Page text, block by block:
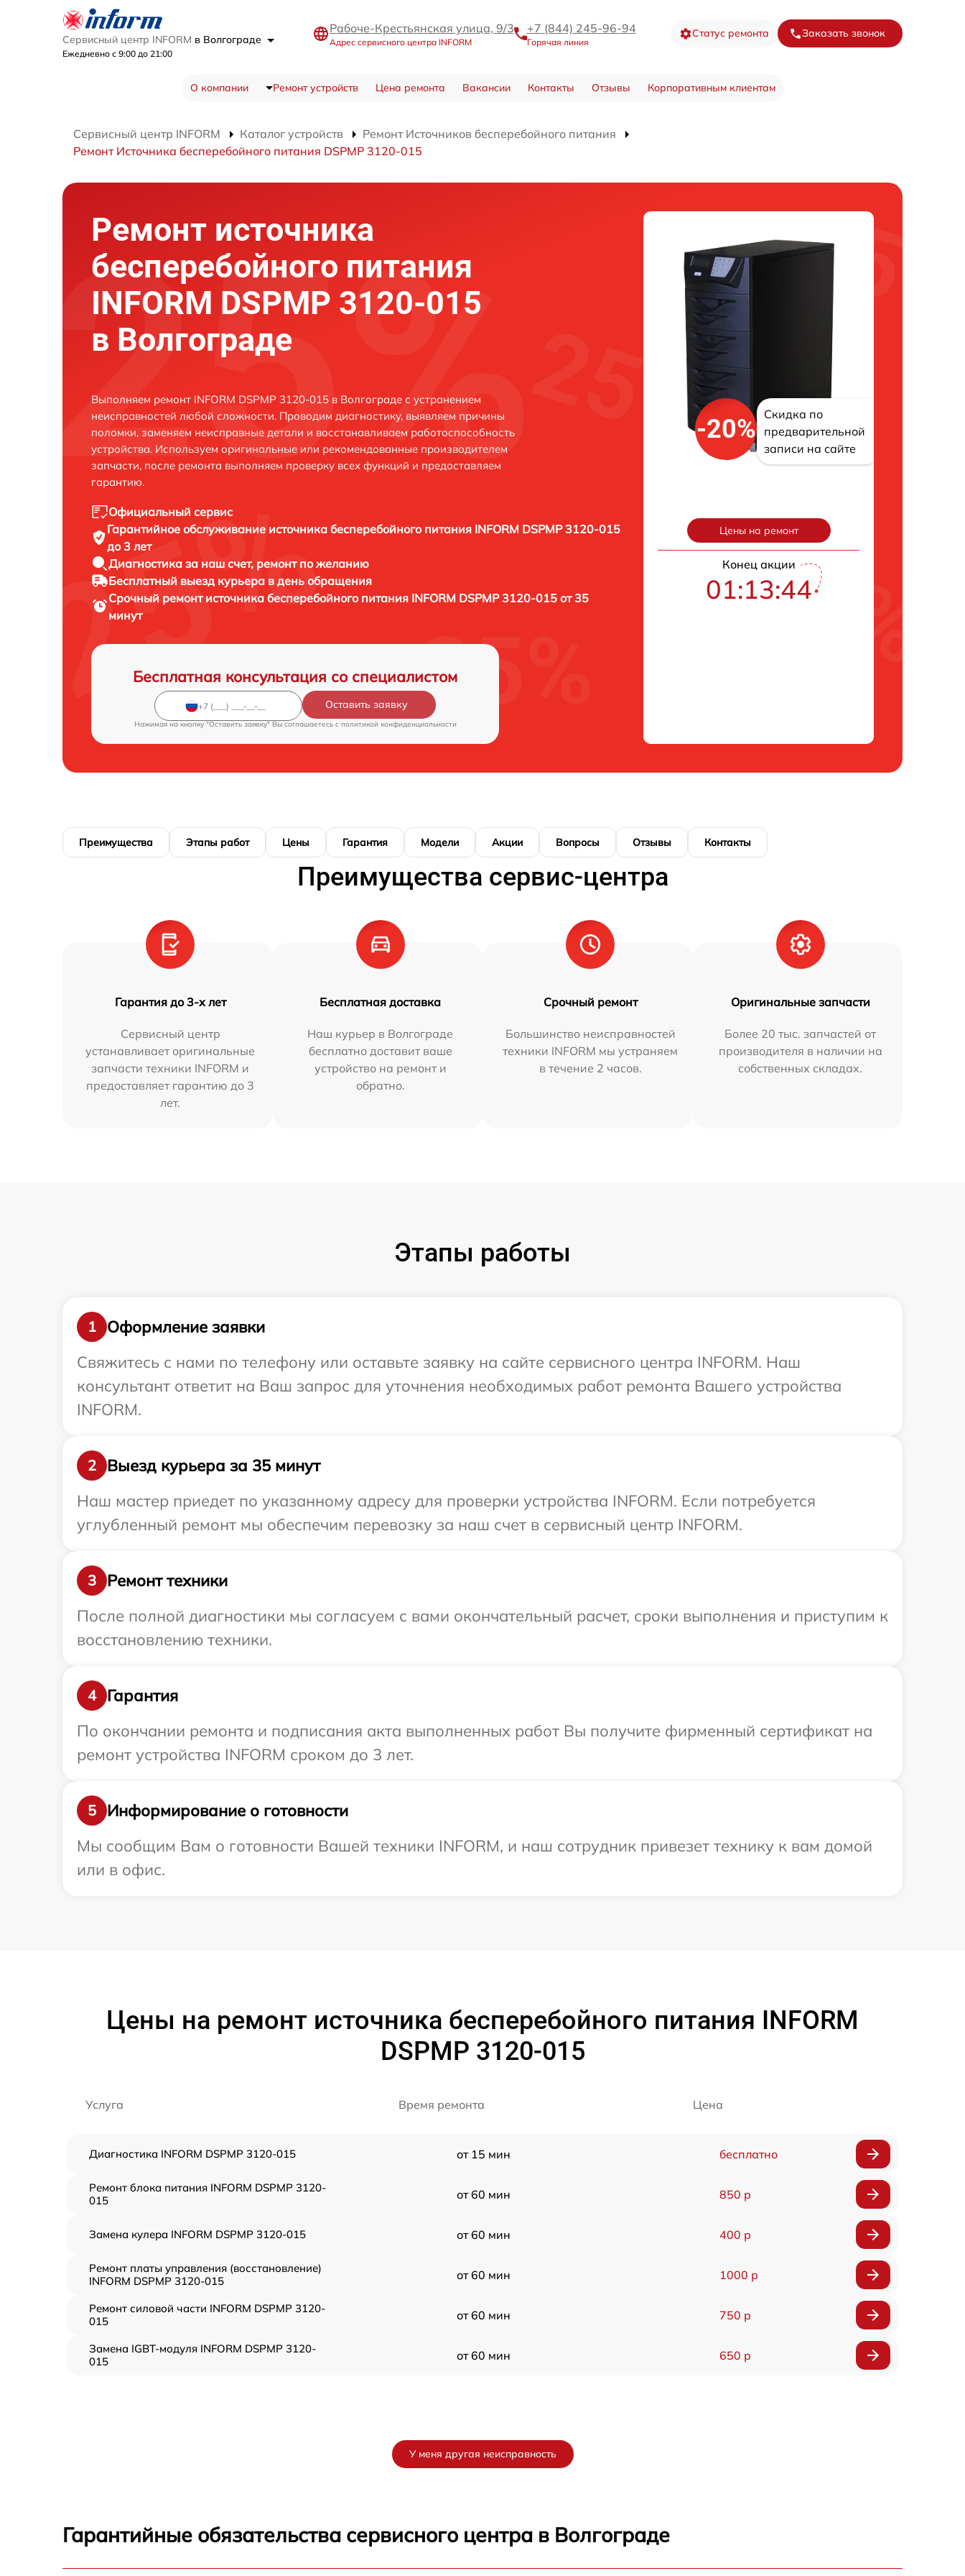
Сервисный центр INFORM в Волгограде
Ежедневно с 9:00 до 21:00
Рабоче-Крестьянская улица, 9/3
Адрес сервисного центра INFORM
+7 (844) 245-96-94
Горячая линия
Статус ремонта Заказать звонок
О компании Ремонт устройств Цена ремонта Вакансии Контакты Отзывы Корпоративным клиентам
Сервисный центр INFORM Каталог устройств
Ремонт Источников бесперебойного питания
Ремонт Источника бесперебойного питания DSPMP 3120-015
Ремонт источника
бесперебойного питания
INFORM DSPMP 3120-015
в Волгограде
Выполняем ремонт INFORM DSPMP 3120-015 в Волгограде с устранением
неисправностей любой сложности. Проводим диагностику, выявляем причины
поломки, заменяем неисправные детали и восстанавливаем работоспособность
устройства. Используем оригинальные или рекомендованные производителем
запчасти, после ремонта выполняем проверку всех функций и предоставляем
гарантию.
Официальный сервис
Гарантийное обслуживание источника бесперебойного питания INFORM DSPMP 3120-015
до 3 лет
Диагностика за наш счет, ремонт по желанию
Бесплатный выезд курьера в день обращения
Срочный ремонт источника бесперебойного питания INFORM DSPMP 3120-015 от 35
минут
Бесплатная консультация со специалистом
Оставить заявку
Нажимая на кнопку "Оставить заявку" Вы соглашаетесь c политикой конфиденциальности
-20%
Скидка по
предварительной
записи на сайте
Цены на ремонт
Конец акции
01:13:43
Преимущества Этапы работ Цены Гарантия Модели Акции Вопросы Отзывы Контакты
Преимущества сервис-центра
Гарантия до 3-х лет
Сервисный центр
устанавливает оригинальные
запчасти техники INFORM и
предоставляет гарантию до 3
лет.
Бесплатная доставка
Наш курьер в Волгограде
бесплатно доставит ваше
устройство на ремонт и
обратно.
Срочный ремонт
Большинство неисправностей
техники INFORM мы устраняем
в течение 2 часов.
Оригинальные запчасти
Более 20 тыс. запчастей от
производителя в наличии на
собственных складах.
Этапы работы
1
Оформление заявки
Свяжитесь с нами по телефону или оставьте заявку на сайте сервисного центра INFORM. Наш
консультант ответит на Ваш запрос для уточнения необходимых работ ремонта Вашего устройства
INFORM.
2
Выезд курьера за 35 минут
Наш мастер приедет по указанному адресу для проверки устройства INFORM. Если потребуется
углубленный ремонт мы обеспечим перевозку за наш счет в сервисный центр INFORM.
3
Ремонт техники
После полной диагностики мы согласуем с вами окончательный расчет, сроки выполнения и приступим к
восстановлению техники.
4
Гарантия
По окончании ремонта и подписания акта выполненных работ Вы получите фирменный сертификат на
ремонт устройства INFORM сроком до 3 лет.
5
Информирование о готовности
Мы сообщим Вам о готовности Вашей техники INFORM, и наш сотрудник привезет технику к вам домой
или в офис.
Цены на ремонт источника бесперебойного питания INFORM
DSPMP 3120-015
Услуга Время ремонта Цена
Диагностика INFORM DSPMP 3120-015 от 15 мин бесплатно
Ремонт блока питания INFORM DSPMP 3120-
015
от 60 мин 850 р
Замена кулера INFORM DSPMP 3120-015 от 60 мин 400 р
Ремонт платы управления (восстановление)
INFORM DSPMP 3120-015
от 60 мин 1000 р
Ремонт силовой части INFORM DSPMP 3120-
015
от 60 мин 750 р
Замена IGBT-модуля INFORM DSPMP 3120-
015
от 60 мин 650 р
У меня другая неисправность
Гарантийные обязательства сервисного центра в Волгограде